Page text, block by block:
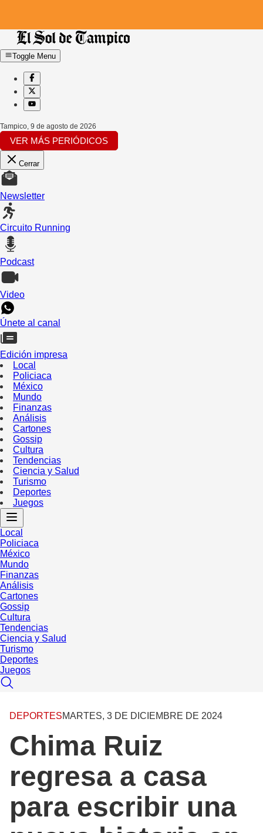
Toggle Menu
Tampico, 9 de agosto de 2026
VER MÁS PERIÓDICOS
Cerrar
Newsletter
Circuito Running
Podcast
Video
Únete al canal
Edición impresa
Local
Policiaca
México
Mundo
Finanzas
Análisis
Cartones
Gossip
Cultura
Tendencias
Ciencia y Salud
Turismo
Deportes
Juegos
Local
Policiaca
México
Mundo
Finanzas
Análisis
Cartones
Gossip
Cultura
Tendencias
Ciencia y Salud
Turismo
Deportes
Juegos
DEPORTESMARTES, 3 DE DICIEMBRE DE 2024
Chima Ruiz
regresa a casa
para escribir una